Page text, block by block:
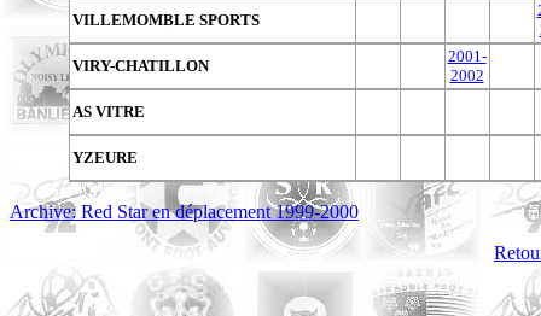
VILLEMOMBLE SPORTS
VIRY-CHATILLON
2001-
2002
AS VITRE
YZEURE
Archive: Red Star en déplacement 1999-2000